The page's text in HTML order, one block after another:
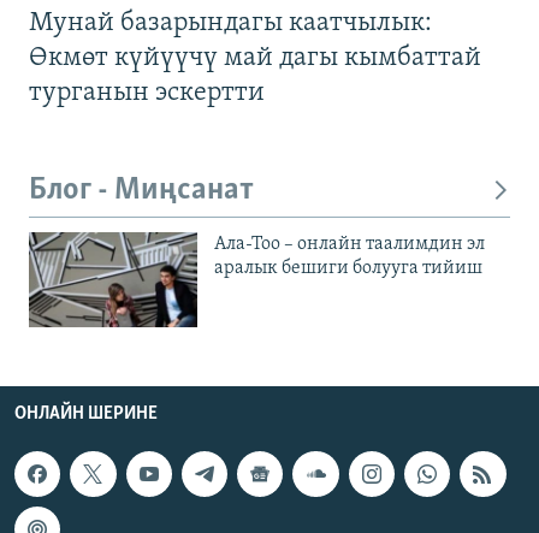
Мунай базарындагы каатчылык:
Өкмөт күйүүчү май дагы кымбаттай
турганын эскертти
Блог - Миңсанат
Ала-Тоо – онлайн таалимдин эл
аралык бешиги болууга тийиш
ОНЛАЙН ШЕРИНЕ